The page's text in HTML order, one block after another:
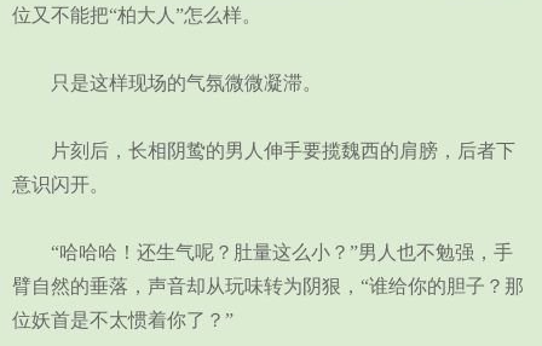
位又不能把“柏大人”怎么样。
只是这样现场的气氛微微凝滞。
片刻后，长相阴鸷的男人伸手要揽魏西的肩膀，后者下
意识闪开。
“哈哈哈！还生气呢？肚量这么小？”男人也不勉强，手
臂自然的垂落，声音却从玩味转为阴狠，“谁给你的胆子？那
位妖首是不太惯着你了？”